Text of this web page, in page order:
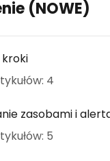
(NOWE)
kroki
4
zasobami i
5